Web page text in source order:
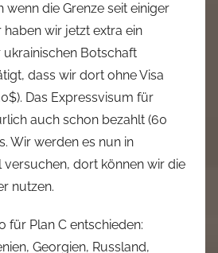
wenn die Grenze seit einiger
haben wir jetzt extra ein
Botschaft
dass wir dort ohne Visa
Das Expressvisum für
auch schon bezahlt (60
Wir werden es nun in
versuchen, dort können wir die
nutzen.
für Plan C entschieden:
Georgien, Russland,